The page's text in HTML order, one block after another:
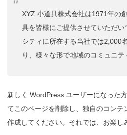
XYZ 小道具株式会社は1971年の
具を皆様にご提供させていただい
シティに所在する当社では2,000
り、様々な形で地域のコミュニテ
新しく WordPress ユーザーになった方
てこのページを削除し、独自のコンテ
作成してください。それでは、お楽し